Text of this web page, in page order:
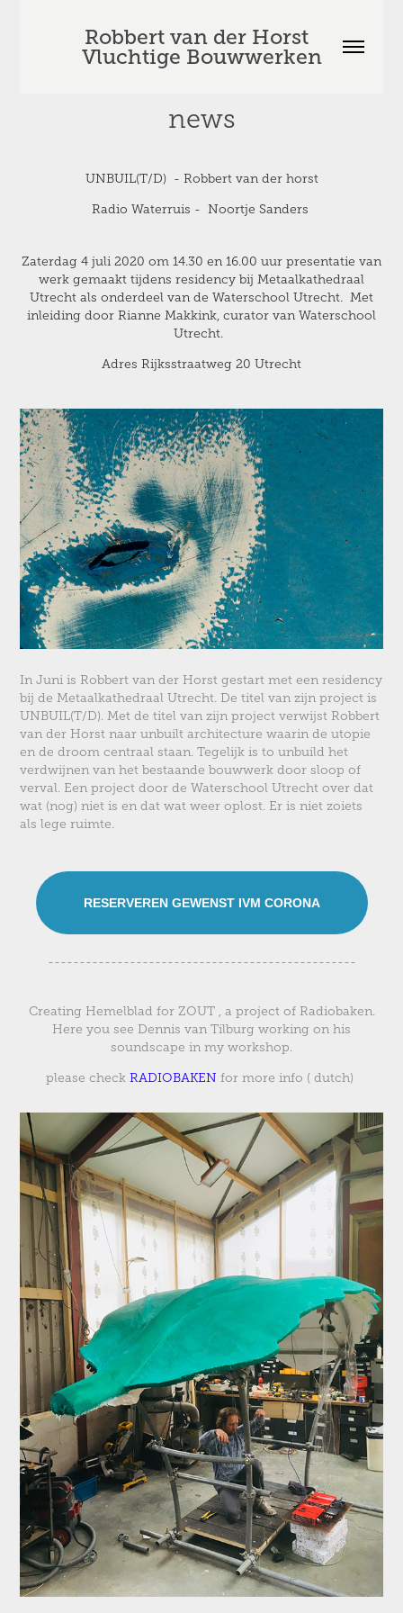
Robbert van der Horst
Vluchtige Bouwwerken
news
UNBUIL(T/D) - Robbert van der horst
Radio Waterruis - Noortje Sanders
Zaterdag 4 juli 2020 om 14.30 en 16.00 uur presentatie van
werk gemaakt tijdens residency bij Metaalkathedraal
Utrecht als onderdeel van de Waterschool Utrecht. Met
inleiding door Rianne Makkink, curator van Waterschool
Utrecht.
Adres Rijksstraatweg 20 Utrecht
In Juni is Robbert van der Horst gestart met een residency
bij de Metaalkathedraal Utrecht. De titel van zijn project is
UNBUIL(T/D). Met de titel van zijn project verwijst Robbert
van der Horst naar unbuilt architecture waarin de utopie
en de droom centraal staan. Tegelijk is to unbuild het
verdwijnen van het bestaande bouwwerk door sloop of
verval. Een project door de Waterschool Utrecht over dat
wat (nog) niet is en dat wat weer oplost. Er is niet zoiets
als lege ruimte.
RESERVEREN GEWENST IVM CORONA
-------------------------------------------------
Creating Hemelblad for ZOUT , a project of Radiobaken.
Here you see Dennis van Tilburg working on his
soundscape in my workshop.
please check RADIOBAKEN for more info ( dutch)